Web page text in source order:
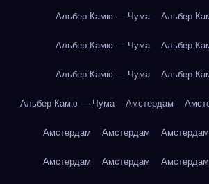
Альбер Камю — Чума Альбер
Альбер Камю — Чума Альбер
Альбер Камю — Чума Альбер
Альбер Камю — Чума Амстердам
Амстердам Амстердам Амстердам
Амстердам Амстердам Амстердам